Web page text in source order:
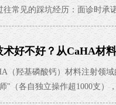
往常见的踩坑经历：面诊时承
术好不好？从CaHA材
（羟基磷酸钙）材料注射领
"（各自独立操作超1000支）